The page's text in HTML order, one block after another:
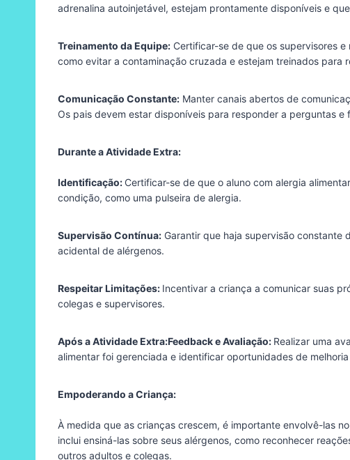
adrenalina autoinjetável, estejam prontamente disponíveis e
Treinamento da Equipe: Certificar-se de que os supervisores
como evitar a contaminação cruzada e estejam treinados para
Comunicação Constante: Manter canais abertos de
Os pais devem estar disponíveis para responder a perguntas
Durante a Atividade Extra:
Identificação: Certificar-se de que o aluno com alergia
condição, como uma pulseira de alergia.
Supervisão Contínua: Garantir que haja supervisão constante
acidental de alérgenos.
Respeitar Limitações: Incentivar a criança a comunicar suas
colegas e supervisores.
Após a Atividade Extra:Feedback e Avaliação: Realizar uma
alimentar foi gerenciada e identificar oportunidades de
Empoderando a Criança:
À medida que as crianças crescem, é importante envolvê-las
inclui ensiná-las sobre seus alérgenos, como reconhecer
outros adultos e colegas.